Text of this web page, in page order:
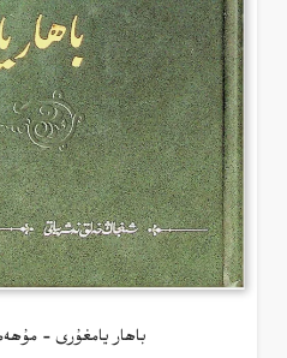
باھار يامغۇرى –